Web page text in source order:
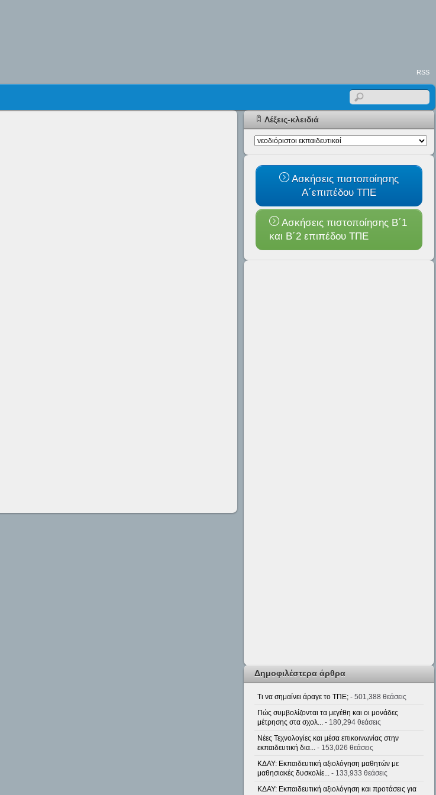
RSS
Λέξεις-κλειδιά
Ασκήσεις πιστοποίησης
Α΄επιπέδου ΤΠΕ
Ασκήσεις πιστοποίησης Β΄1
και B΄2 επιπέδου ΤΠΕ
Δημοφιλέστερα άρθρα
Τι να σημαίνει άραγε το ΤΠΕ;- 501,388 θεάσεις
Πώς συμβολίζονται τα μεγέθη και οι μονάδες
μέτρησης στα σχολ...- 180,294 θεάσεις
Νέες Τεχνολογίες και μέσα επικοινωνίας στην
εκπαιδευτική δια...- 153,026 θεάσεις
ΚΔΑΥ: Εκπαιδευτική αξιολόγηση μαθητών με
μαθησιακές δυσκολίε...- 133,933 θεάσεις
ΚΔΑΥ: Εκπαιδευτική αξιολόγηση και προτάσεις για